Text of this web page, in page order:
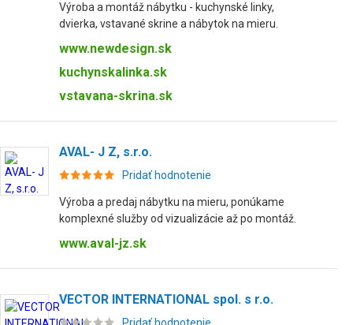
Výroba a montáž nábytku - kuchynské linky,
dvierka, vstavané skrine a nábytok na mieru.
www.newdesign.sk
kuchynskalinka.sk
vstavana-skrina.sk
AVAL- J Z, s.r.o.
Pridať hodnotenie
Výroba a predaj nábytku na mieru, ponúkame
komplexné služby od vizualizácie až po montáž.
www.aval-jz.sk
VECTOR INTERNATIONAL spol. s r.o.